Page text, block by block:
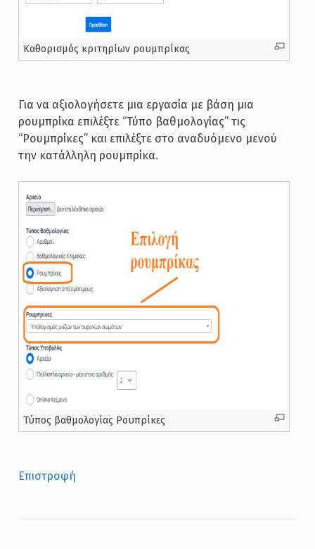
Καθορισμός κριτηρίων ρουμπρίκας
Για να αξιολογήσετε μια εργασία με βάση μια
ρουμπρίκα επιλέξτε “Τύπο βαθμολογίας” τις
“Ρουμπρίκες” και επιλέξτε στο αναδυόμενο μενού
την κατάλληλη ρουμπρίκα.
Τύπος βαθμολογίας Ρουπρίκες
Επιστροφή